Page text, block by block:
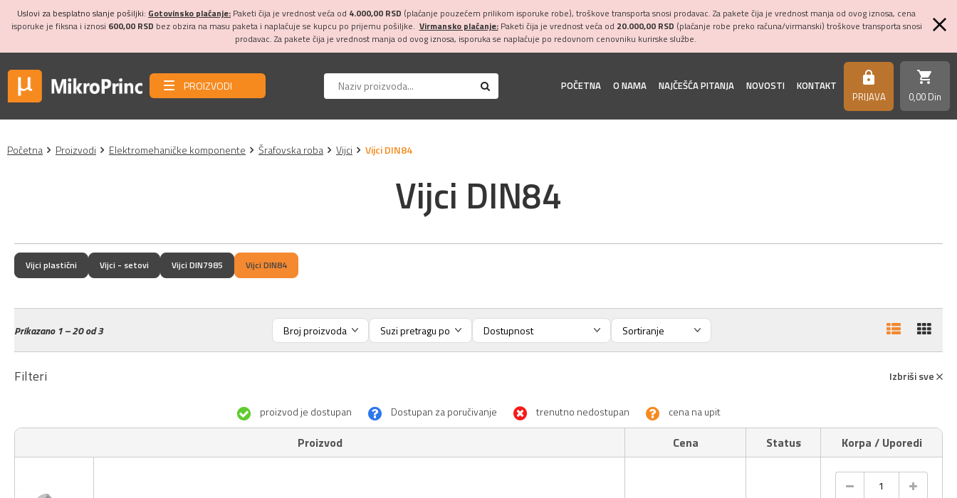
Uslovi za besplatno slanje pošiljki: Gotovinsko plaćanje: Paketi čija je vrednost veća od 4.000,00 RSD (plaćanje pouzećem prilikom isporuke robe), troškove transporta snosi prodavac. Za pakete čija je vrednost manja od ovog iznosa, cena
isporuke je fiksna i iznosi 600,00 RSD bez obzira na masu paketa i naplaćuje se kupcu po prijemu pošiljke. Virmansko plaćanje:Paketi čija je vrednost veća od 20.000,00 RSD (plaćanje robe preko računa/virmanski) troškove transporta snosi
prodavac. Za pakete čija je vrednost manja od ovog iznosa, isporuka se naplaćuje po redovnom cenovniku kurirske službe.
PROIZVODI POČETNA O NAMA NAJČEŠĆA PITANJA NOVOSTI KONTAKT https
PRIJAVA
shopping_cart
0,00 Din
Početna Proizvodi Elektromehaničke komponente Šrafovska roba Vijci Vijci DIN84
Vijci DIN84
Vijci plastični Vijci - setovi Vijci DIN7985 Vijci DIN84
Prikazano1 – 20 od 3
Filteri Izbriši sve
proizvod je dostupan Dostupan za poručivanje trenutno nedostupan cena na upit
Proizvod Cena Status Korpa / Uporedi